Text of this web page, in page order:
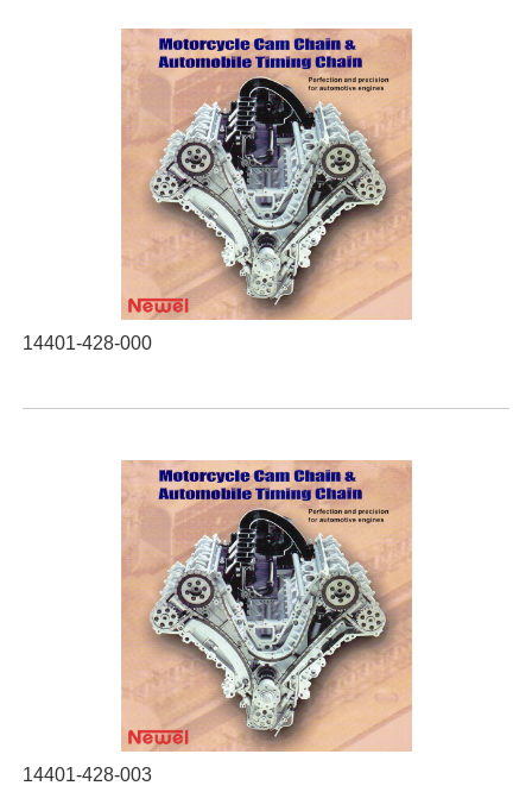
14401-428-000
14401-428-003